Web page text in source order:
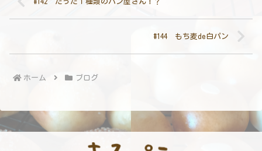
#144 もち麦de白パン
ホーム ブログ